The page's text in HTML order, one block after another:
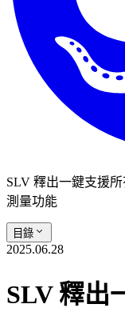
SLV 釋出一鍵支援所
測量功能
目錄
2025.06.28
SLV 釋出